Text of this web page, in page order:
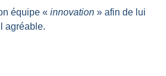
équipe « innovation » afin de lui
agréable.